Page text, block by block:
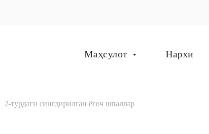
Маҳсулот Нархи
2-турдаги сингдирилган ёғоч шпаллар